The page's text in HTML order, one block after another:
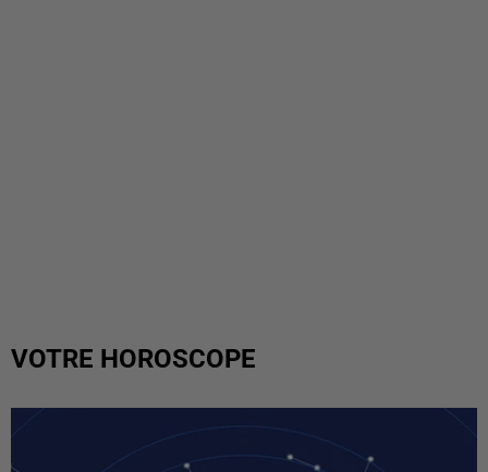
VOTRE HOROSCOPE